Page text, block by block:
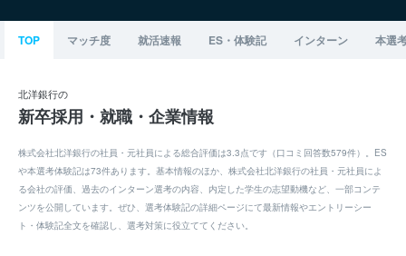
TOP マッチ度 就活速報 ES・体験記 インターン 本選
北洋銀行の
新卒採用・就職・企業情報
株式会社北洋銀行の社員・元社員による総合評価は3.3点です（口コミ回答数579件）。ES
や本選考体験記は73件あります。基本情報のほか、株式会社北洋銀行の社員・元社員によ
る会社の評価、過去のインターン選考の内容、内定した学生の志望動機など、一部コンテ
ンツを公開しています。ぜひ、選考体験記の詳細ページにて最新情報やエントリーシー
ト・体験記全文を確認し、選考対策に役立ててください。